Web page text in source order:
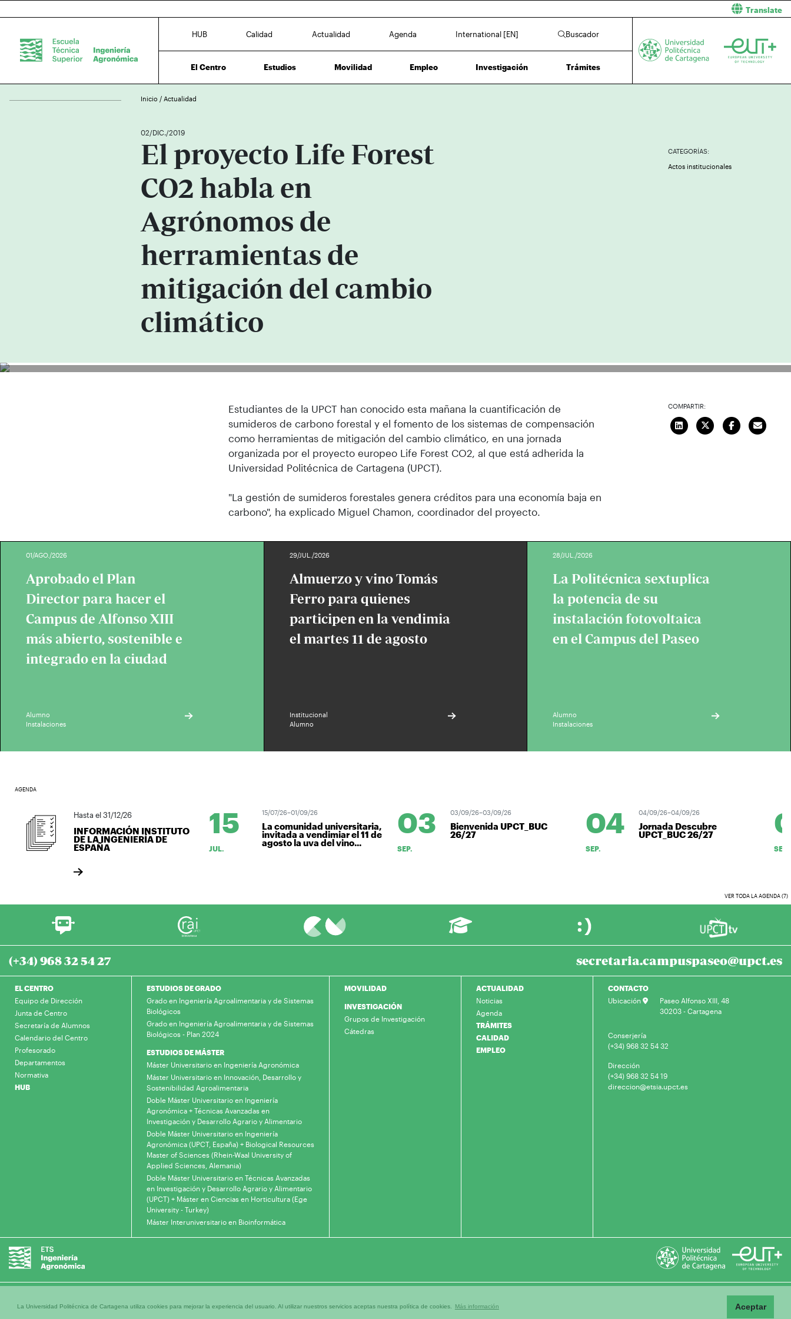
La Universidad Politécnica de Cartagena utiliza cookies para mejorar la experiencia del usuario. Al utilizar nuestros servicios aceptas nuestra política de cookies. Más información Aceptar
Translate
HUB Calidad Actualidad Agenda International [EN] Buscador
El Centro Estudios Movilidad Empleo Investigación Trámites
Inicio / Actualidad
02/DIC./2019
El proyecto Life Forest
CO2 habla en
Agrónomos de
herramientas de
mitigación del cambio
climático
CATEGORÍAS:
Actos institucionales
Estudiantes de la UPCT han conocido esta mañana la cuantificación de
sumideros de carbono forestal y el fomento de los sistemas de compensación
como herramientas de mitigación del cambio climático, en una jornada
organizada por el proyecto europeo Life Forest CO2, al que está adherida la
Universidad Politécnica de Cartagena (UPCT).
"La gestión de sumideros forestales genera créditos para una economía baja en
carbono", ha explicado Miguel Chamon, coordinador del proyecto.
COMPARTIR:
01/AGO./2026
Aprobado el Plan
Director para hacer el
Campus de Alfonso XIII
más abierto, sostenible e
integrado en la ciudad
Alumno
Instalaciones
29/JUL./2026
Almuerzo y vino Tomás
Ferro para quienes
participen en la vendimia
el martes 11 de agosto
Institucional
Alumno
28/JUL./2026
La Politécnica sextuplica
la potencia de su
instalación fotovoltaica
en el Campus del Paseo
Alumno
Instalaciones
AGENDA
Hasta el 31/12/26
INFORMACIÓN INSTITUTO
DE LA INGENIERÍA DE
ESPAÑA
15
JUL.
15/07/26–01/09/26
La comunidad universitaria,
invitada a vendimiar el 11 de
agosto la uva del vino...
03
SEP.
03/09/26–03/09/26
Bienvenida UPCT_BUC
26/27 04
SEP.
04/09/26–04/09/26
Jornada Descubre
UPCT_BUC 26/27
SEP.
VER TODA LA AGENDA (7)
(+34) 968 32 54 27 secretaria.campuspaseo@upct.es
EL CENTRO
Equipo de Dirección
Junta de Centro
Secretaría de Alumnos
Calendario del Centro
Profesorado
Departamentos
Normativa
HUB
ESTUDIOS DE GRADO
Grado en Ingeniería Agroalimentaria y de Sistemas
Biológicos
Grado en Ingeniería Agroalimentaria y de Sistemas
Biológicos - Plan 2024
ESTUDIOS DE MÁSTER
Máster Universitario en Ingeniería Agronómica
Máster Universitario en Innovación, Desarrollo y
Sostenibilidad Agroalimentaria
Doble Máster Universitario en Ingeniería
Agronómica + Técnicas Avanzadas en
Investigación y Desarrollo Agrario y Alimentario
Doble Máster Universitario en Ingeniería
Agronómica (UPCT, España) + Biological Resources
Master of Sciences (Rhein-Waal University of
Applied Sciences, Alemania)
Doble Máster Universitario en Técnicas Avanzadas
en Investigación y Desarrollo Agrario y Alimentario
(UPCT) + Máster en Ciencias en Horticultura (Ege
University - Turkey)
Máster Interuniversitario en Bioinformática
MOVILIDAD
INVESTIGACIÓN
Grupos de Investigación
Cátedras
ACTUALIDAD
Noticias
Agenda
TRÁMITES
CALIDAD
EMPLEO
CONTACTO
Ubicación
Paseo Alfonso XIII, 48
30203 - Cartagena
Conserjería
(+34) 968 32 54 32
Dirección
(+34) 968 32 54 19
direccion@etsia.upct.es